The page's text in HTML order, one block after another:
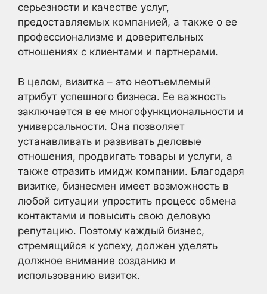
серьезности и качестве услуг,
предоставляемых компанией, а также о ее
профессионализме и доверительных
отношениях с клиентами и партнерами.
В целом, визитка – это неотъемлемый
атрибут успешного бизнеса. Ее важность
заключается в ее многофункциональности и
универсальности. Она позволяет
устанавливать и развивать деловые
отношения, продвигать товары и услуги, а
также отразить имидж компании. Благодаря
визитке, бизнесмен имеет возможность в
любой ситуации упростить процесс обмена
контактами и повысить свою деловую
репутацию. Поэтому каждый бизнес,
стремящийся к успеху, должен уделять
должное внимание созданию и
использованию визиток.